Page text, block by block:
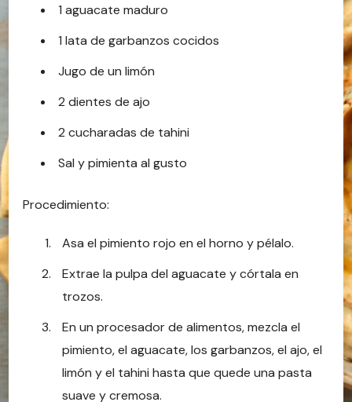
1 aguacate maduro
1 lata de garbanzos cocidos
Jugo de un limón
2 dientes de ajo
2 cucharadas de tahini
Sal y pimienta al gusto
Procedimiento:
Asa el pimiento rojo en el horno y pélalo.
Extrae la pulpa del aguacate y córtala en
trozos.
En un procesador de alimentos, mezcla el
pimiento, el aguacate, los garbanzos, el ajo, el
limón y el tahini hasta que quede una pasta
suave y cremosa.